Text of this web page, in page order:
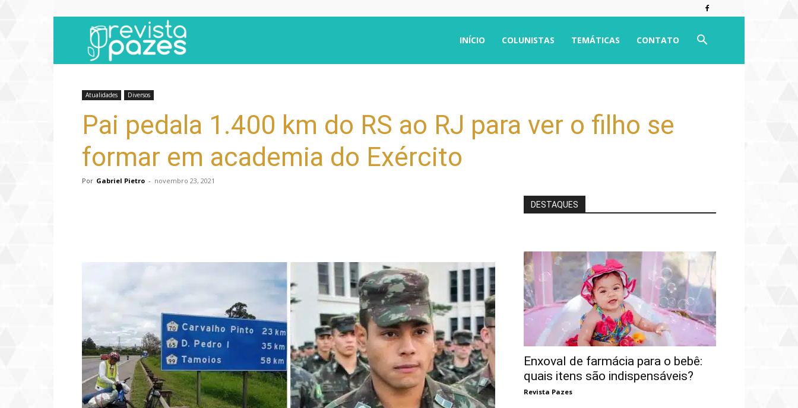
INÍCIO COLUNISTAS TEMÁTICAS CONTATO
Atualidades Diversos
Pai pedala 1.400 km do RS ao RJ para ver o filho se
formar em academia do Exército
Por Gabriel Pietro - novembro 23, 2021
DESTAQUES
Enxoval de farmácia para o bebê:
quais itens são indispensáveis?
Revista Pazes